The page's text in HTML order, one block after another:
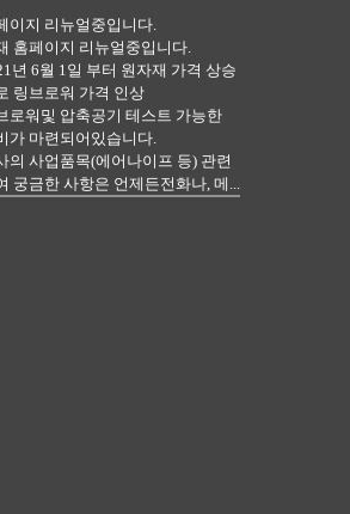
이지 리뉴얼중입니다.
홈페이지 리뉴얼중입니다.
년 6월 1일 부터 원자재 가격 상승
링브로워 가격 인상
로워및 압축공기 테스트 가능한
가 마련되어있습니다.
의 사업품목(에어나이프 등) 관련
궁금한 사항은 언제든전화나, 메...